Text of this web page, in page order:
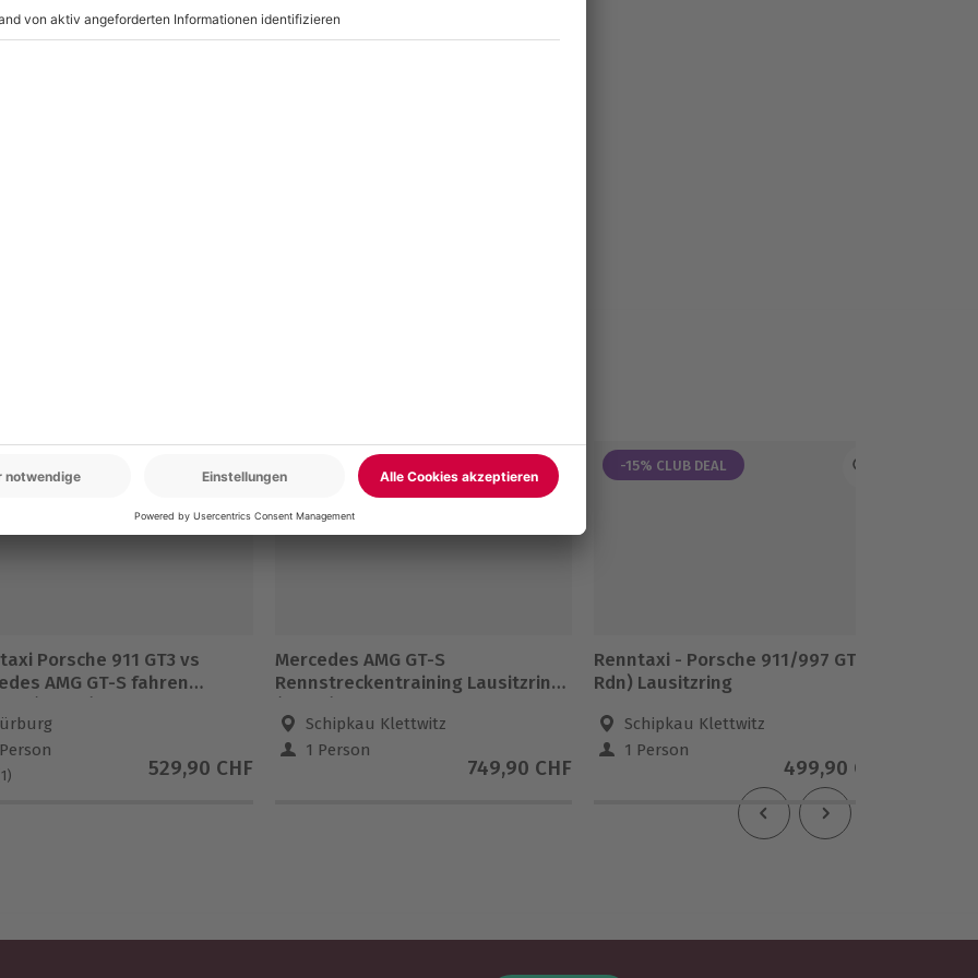
verschoben (die Entscheidung
Porsche 911 GT3 vs
AMG GT-S fahren
(2 Rdn.)
529,90 CHF
-15% CLUB DEAL
Mercedes AMG GT-S
Rennstreckentraining Lausitzring
(6 Rdn)
Schipkau Klettwitz
1 Person
749,90 CHF
-15% CLUB DEAL
Renntaxi - Porsche 911/997 GT3 (4
Rdn) Lausitzring
Schipkau Klettwitz
1 Person
499,90 CHF